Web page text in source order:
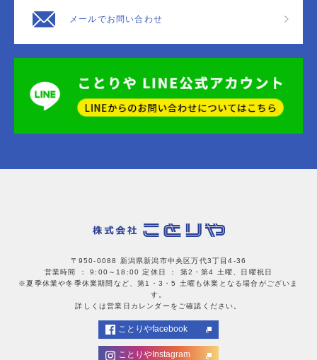
メールでお問い合わせ
〒950-0088 新潟県新潟市中央区万代3丁目4-36
営業時間 ： 9:00～18:00 定休日 ： 第2・第4 土曜、日曜祝日
※夏季休業や冬季休業期間など、第1・3・5 土曜も休業となる場合がございま
す。
詳しくは営業日カレンダーをご確認ください。
ことりやfacebook
ことりやInstagram